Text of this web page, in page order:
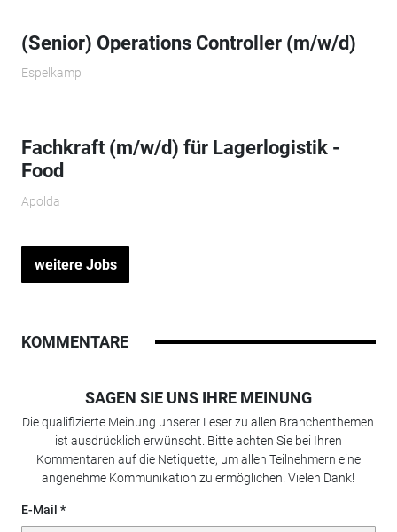
(Senior) Operations Controller (m/w/d)
Espelkamp
Fachkraft (m/w/d) für Lagerlogistik -
Food
Apolda
weitere Jobs
KOMMENTARE
SAGEN SIE UNS IHRE MEINUNG
Die qualifizierte Meinung unserer Leser zu allen Branchenthemen
ist ausdrücklich erwünscht. Bitte achten Sie bei Ihren
Kommentaren auf die Netiquette, um allen Teilnehmern eine
angenehme Kommunikation zu ermöglichen. Vielen Dank!
E-Mail